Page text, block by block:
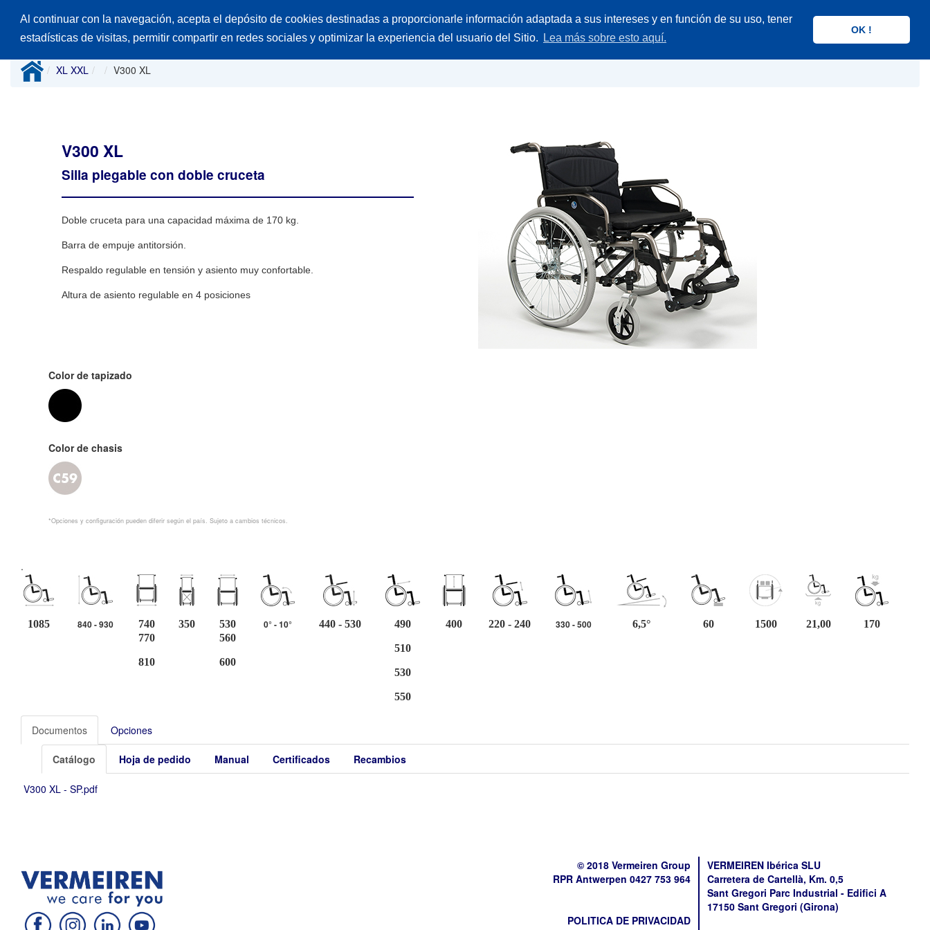
Al continuar con la navegación, acepta el depósito de cookies destinadas a proporcionarle información adaptada a sus intereses y en función de su uso, tener
estadísticas de visitas, permitir compartir en redes sociales y optimizar la experiencia del usuario del Sitio.
Lea más sobre esto aquí.
OK !
Inicio Productos Catálogos Despieces Empresa Contacto
Buscar
producto
XL XXL V300 XL
V300 XL
Silla plegable con doble cruceta
Doble cruceta para una capacidad máxima de 170 kg.
Barra de empuje antitorsión.
Respaldo regulable en tensión y asiento muy confortable.
Altura de asiento regulable en 4 posiciones
Color de tapizado
Color de chasis
*Opciones y configuración pueden diferir según el país. Sujeto a cambios técnicos.
.
1085 840 - 930
740
770
810
350
530
560
600
0° - 10° 440 - 530 490
510
530
550
400 220 - 240 330 - 500 6,5° 60 1500 21,00 170
Documentos Opciones
Catálogo Hoja de pedido Manual Certificados Recambios
V300 XL - SP.pdf
© 2018 Vermeiren Group
RPR Antwerpen 0427 753 964
POLITICA DE PRIVACIDAD
VERMEIREN Ibérica SLU
Carretera de Cartellà, Km. 0,5
Sant Gregori Parc Industrial - Edifici A
17150 Sant Gregori (Girona)